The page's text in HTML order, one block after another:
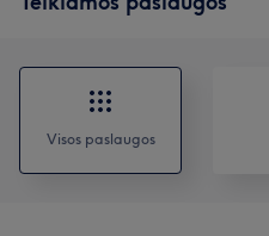
Visos paslaugos